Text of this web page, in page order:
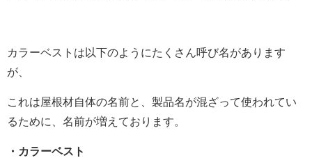
カラーベストは以下のようにたくさん呼び名があります
が、
これは屋根材自体の名前と、製品名が混ざって使われてい
るために、名前が増えております。
・カラーベスト